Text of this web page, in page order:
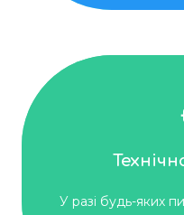
У разі будь-яких